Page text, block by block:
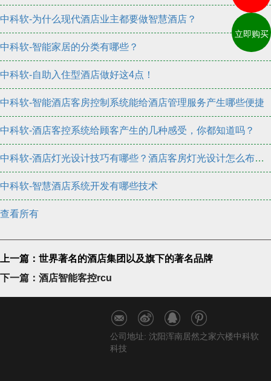
立即购买
中科软-为什么现代酒店业主都要做智慧酒店？
中科软-智能家居的分类有哪些？
中科软-自助入住型酒店做好这4点！
中科软-智能酒店客房控制系统能给酒店管理服务产生哪些便捷
中科软-酒店客控系统给顾客产生的几种感受，你都知道吗？
中科软-酒店灯光设计技巧有哪些？酒店客房灯光设计怎么布置？
中科软-智慧酒店系统开发有哪些技术
查看所有
上一篇：世界著名的酒店集团以及旗下的著名品牌
下一篇：酒店智能客控rcu
公司地址: 沈阳浑南居然之家六楼中科软
科技